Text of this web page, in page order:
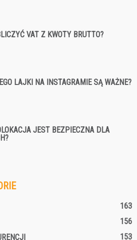
VAT Z KWOTY BRUTTO?
LAJKI NA INSTAGRAMIE SĄ WAŻNE?
JEST BEZPIECZNA DLA
163
156
153